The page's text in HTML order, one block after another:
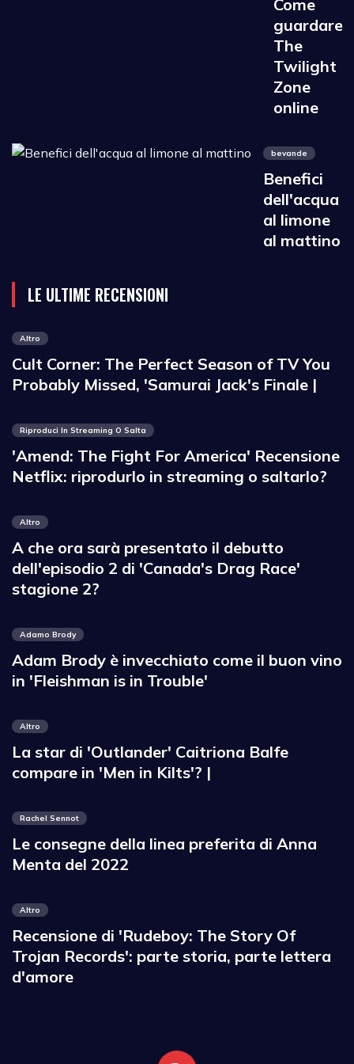
Come
guardare
The
Twilight
Zone
online
bevande
Benefici
dell'acqua
al limone
al mattino
LE ULTIME RECENSIONI
Altro
Cult Corner: The Perfect Season of TV You
Probably Missed, 'Samurai Jack's Finale |
Riproduci In Streaming O Salta
'Amend: The Fight For America' Recensione
Netflix: riprodurlo in streaming o saltarlo?
Altro
A che ora sarà presentato il debutto
dell'episodio 2 di 'Canada's Drag Race'
stagione 2?
Adamo Brody
Adam Brody è invecchiato come il buon vino
in 'Fleishman is in Trouble'
Altro
La star di 'Outlander' Caitriona Balfe
compare in 'Men in Kilts'? |
Rachel Sennot
Le consegne della linea preferita di Anna
Menta del 2022
Altro
Recensione di 'Rudeboy: The Story Of
Trojan Records': parte storia, parte lettera
d'amore